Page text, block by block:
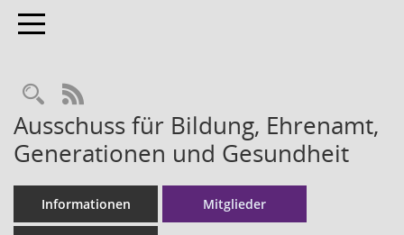
Toggle navigation
RSS-Feed
Ausschuss für Bildung, Ehrenamt,
Generationen und Gesundheit
Informationen Mitglieder